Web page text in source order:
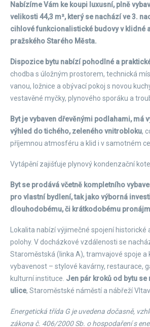
Nabízíme Vám ke koupi luxusní, plně
velikosti 44,3 m², který se nachází ve 3.
cihlové funkcionalistické budovy v klidné
pražského Starého Města.
Dispozice bytu nabízí pohodlné a
chodba s úložným prostorem, technická
vanou, ložnice a obývací pokoj s novou
vestavěné myčky, plynového sporáku a
Byt je vybaven dřevěnými podlahami, má
výhled do tichého, zeleného vnitrobloku,
příjemnou atmosféru a klid i v samotném
Vytápění zajišťuje plynový kondenzační
Byt se prodává včetně kompletního
pro vlastní bydlení, tak jako výborná
dlouhodobému, či krátkodobému
Lokalita nabízí výjimečné spojení
polohy. V docházkové vzdálenosti se
Staroměstská (linka A), tramvajové spoje a
vybavenost – stylové kavárny, restaurace,
kulturní instituce. Jen pár kroků od bytu se
ulice, Staroměstské náměstí a nábřeží
Energetická třída G je uvedena dočasně,
zákona č. 406/2000 Sb. o hospodaření s